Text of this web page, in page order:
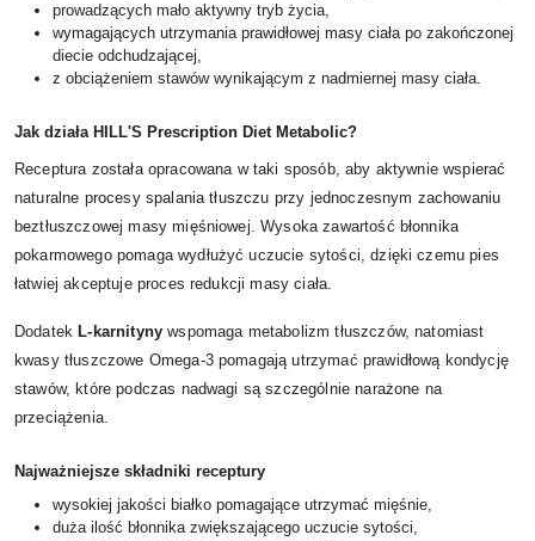
prowadzących mało aktywny tryb życia,
wymagających utrzymania prawidłowej masy ciała po zakończonej
diecie odchudzającej,
z obciążeniem stawów wynikającym z nadmiernej masy ciała.
Jak działa HILL'S Prescription Diet Metabolic?
Receptura została opracowana w taki sposób, aby aktywnie wspierać
naturalne procesy spalania tłuszczu przy jednoczesnym zachowaniu
beztłuszczowej masy mięśniowej. Wysoka zawartość błonnika
pokarmowego pomaga wydłużyć uczucie sytości, dzięki czemu pies
łatwiej akceptuje proces redukcji masy ciała.
Dodatek L-karnityny wspomaga metabolizm tłuszczów, natomiast
kwasy tłuszczowe Omega-3 pomagają utrzymać prawidłową kondycję
stawów, które podczas nadwagi są szczególnie narażone na
przeciążenia.
Najważniejsze składniki receptury
wysokiej jakości białko pomagające utrzymać mięśnie,
duża ilość błonnika zwiększającego uczucie sytości,